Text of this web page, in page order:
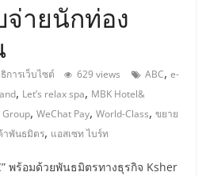
ายนักท่อง
การเว็บไซต์ 629 views ABC,e-
, Let’s relax spa, MBK Hotel&
Group,WeChat Pay,World-Class,ขยาย
าพันธมิตร, แอสเซท ไบร์ท
พร้อมด้วยพันธมิตรทางธุรกิจ Ksher